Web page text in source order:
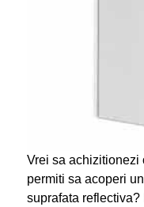
Vrei sa achizitionezi
permiti sa acoperi
suprafata